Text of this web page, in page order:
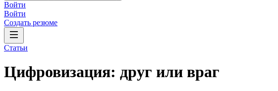
Войти
Войти
Создать резюме
Статьи
Цифровизация: друг или враг